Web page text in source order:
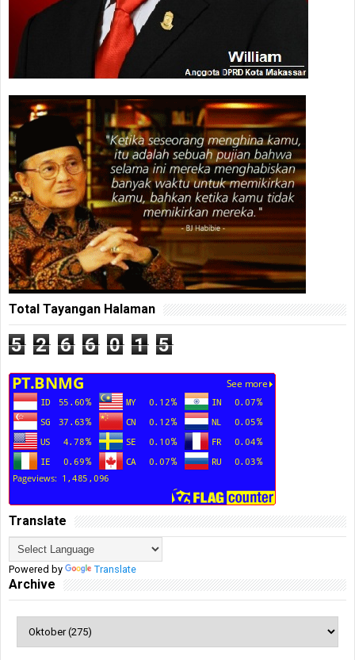
Total Tayangan Halaman
5 2 6 6 0 1 5
Translate
Powered by Translate
Archive